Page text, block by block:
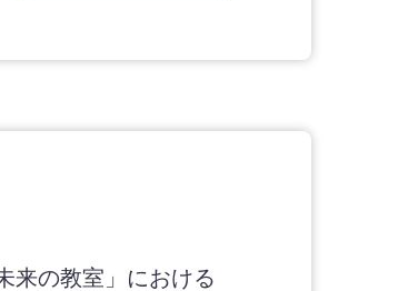
来の教室」における